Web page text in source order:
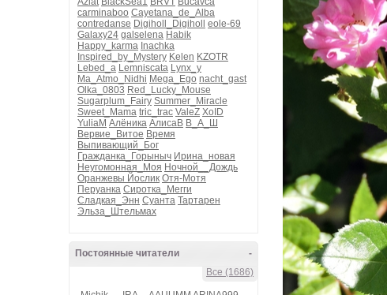
carminaboo Cayetana_de_Alba
contredanse Digiholl_Digiholl
eole-69
Galaxy24 galselena Habik
Happy_karma Inachka
Inspired_by_Mystery Kelen KZOTR
Lebed_a Lemniscata Lynx_y
Ma_Atmo_Nidhi Mega_Ego nacht_gast
Olka_0803 Red_Lucky_Mouse
Sugarplum_Fairy Summer_Miracle
Sweet_Mama tric_trac ValeZ XoID
YuliaM Алёника АлисаВ В_А_Ш
Вервие_Витое Время
Выпивающий_Бог
Гражданка_Горыныч Ирина_новая
Неугомонная_Моя Ночной__Дождь
Оранжевы Йослик Отя-Мотя
Перуанка Сиротка_Мегги
Сладкая_Энн Суанта Тартарен
Эльза_Штельмах
-
Постоянные читатели
Все (1686)